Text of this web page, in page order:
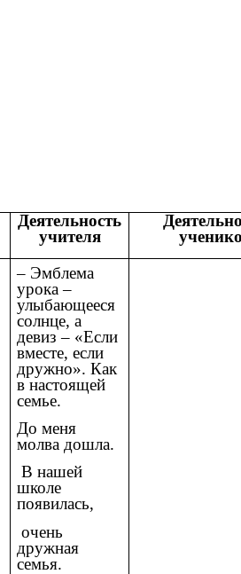
Деятельность
учителя
– Эмблема
урока –
улыбающееся
солнце, а
девиз – «Если
вместе, если
дружно». Как
в настоящей
семье.
До меня
молва дошла.
В нашей
школе
появилась,
очень
дружная
семья.